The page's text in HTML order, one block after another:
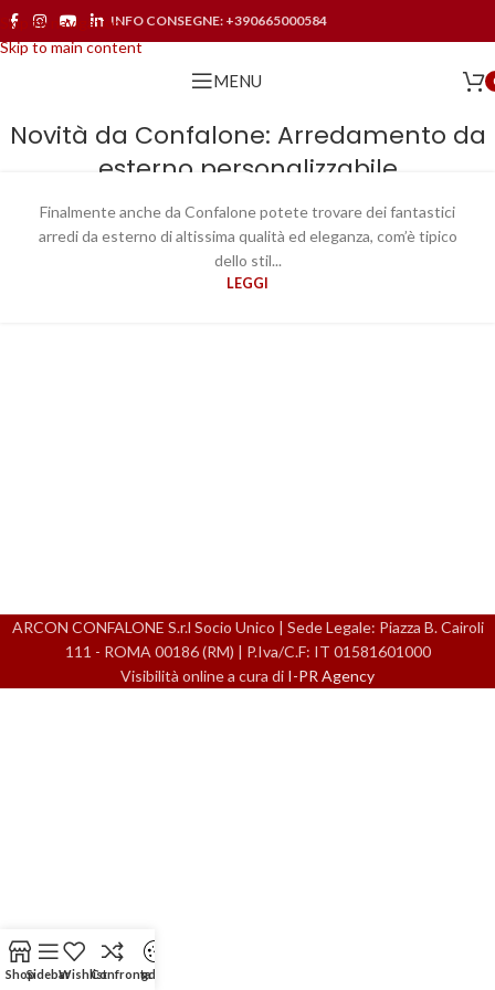
Skip to navigation
Skip to main content
INFO CONSEGNE: +390665000584
MENU
Novità da Confalone: Arredamento da
esterno personalizzabile
20
GIU
Finalmente anche da Confalone potete trovare dei fantastici
arredi da esterno di altissima qualità ed eleganza, com’è tipico
dello stil...
LEGGI
ARCON CONFALONE S.r.l Socio Unico | Sede Legale: Piazza B. Cairoli
111 - ROMA 00186 (RM) | P.Iva/C.F: IT 01581601000
Visibilità online a cura di I-PR Agency
ShopSidebarWishlistConfrontagdpr